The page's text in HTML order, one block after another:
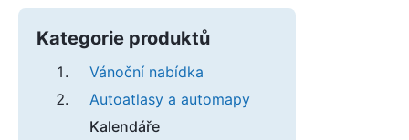
Kategorie produktů
Vánoční nabídka
Autoatlasy a automapy
Kalendáře